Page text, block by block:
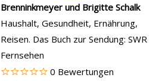
Brenninkmeyer und Brigitte Schalk
Haushalt, Gesundheit, Ernährung,
Reisen. Das Buch zur Sendung: SWR
Fernsehen
0 Bewertungen